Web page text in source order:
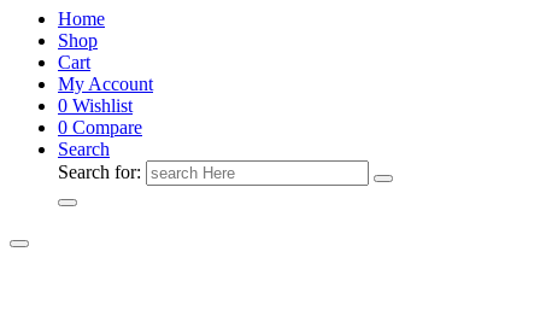
Home
Shop
Cart
My Account
0 Wishlist
0 Compare
Search
Search for: